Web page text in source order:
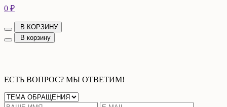
0 ₽
В КОРЗИНУ
В корзину
ЕСТЬ ВОПРОС? МЫ ОТВЕТИМ!